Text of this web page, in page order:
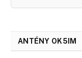
ANTÉNY OK5IM